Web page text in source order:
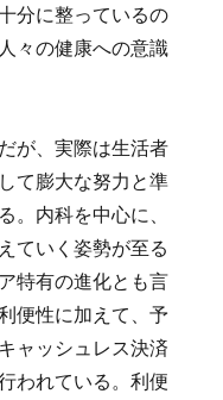
分に整っているの
々の健康への意識
が、実際は生活者
て膨大な努力と準
。内科を中心に、
ていく姿勢が至る
特有の進化とも言
便性に加えて、予
ャッシュレス決済
われている。利便